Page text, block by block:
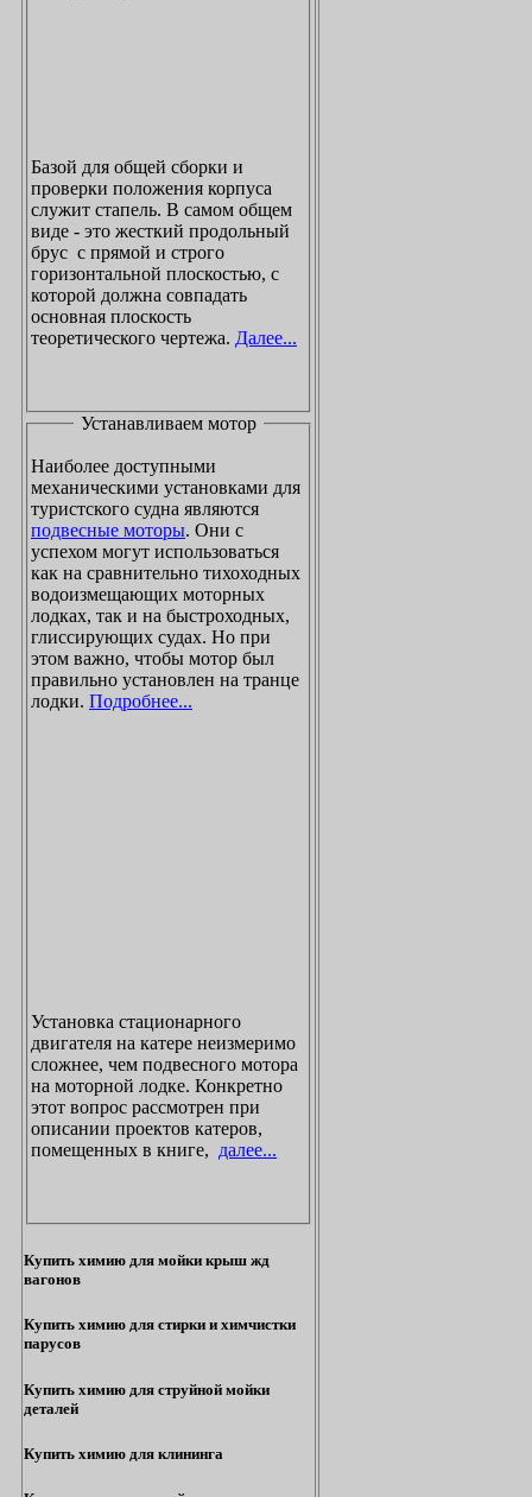
Базой для общей сборки и
проверки положения корпуса
служит стапель. В самом общем
виде - это жесткий продольный
брус с прямой и строго
горизонтальной плоскостью, с
которой должна совпадать
основная плоскость
теоретического чертежа. Далее...
Устанавливаем мотор
Наиболее доступными
механическими установками для
туристского судна являются
подвесные моторы. Они с
успехом могут использоваться
как на сравнительно тихоходных
водоизмещающих моторных
лодках, так и на быстроходных,
глиссирующих судах. Но при
этом важно, чтобы мотор был
правильно установлен на транце
лодки. Подробнее...
Установка стационарного
двигателя на катере неизмеримо
сложнее, чем подвесного мотора
на моторной лодке. Конкретно
этот вопрос рассмотрен при
описании проектов катеров,
помещенных в книге, далее...
Купить химию для мойки крыш жд
вагонов
Купить химию для стирки и химчистки
парусов
Купить химию для струйной мойки
деталей
Купить химию для клининга